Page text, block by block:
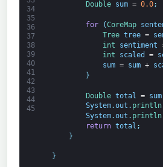
34
35
36
37
38
39
40
41
42
43
44
45
Double sum = 0.0;
for (CoreMap
Tree tree =
int
sentiment
int
scaled =
sum = sum +
}
Double total = sum
System.out . println
System.out . println
return total ;
}
}